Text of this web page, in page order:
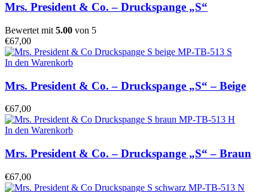
Mrs. President & Co. – Druckspange „S“
Bewertet mit 5.00 von 5
€67,00
In den Warenkorb
Mrs. President & Co. – Druckspange „S“ – Beige
€67,00
In den Warenkorb
Mrs. President & Co. – Druckspange „S“ – Braun
€67,00